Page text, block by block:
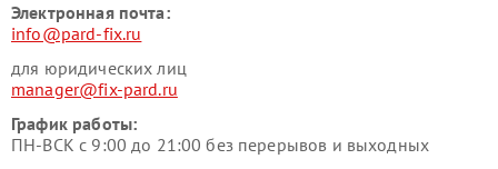
Электронная почта:
info@pard-fix.ru
для юридических лиц
manager@fix-pard.ru
График работы:
ПН-ВСК с 9:00 до 21:00 без перерывов и выходных